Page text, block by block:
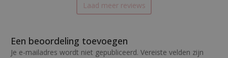
Laad meer reviews
Een beoordeling toevoegen
Je e-mailadres wordt niet gepubliceerd. Vereiste velden zijn